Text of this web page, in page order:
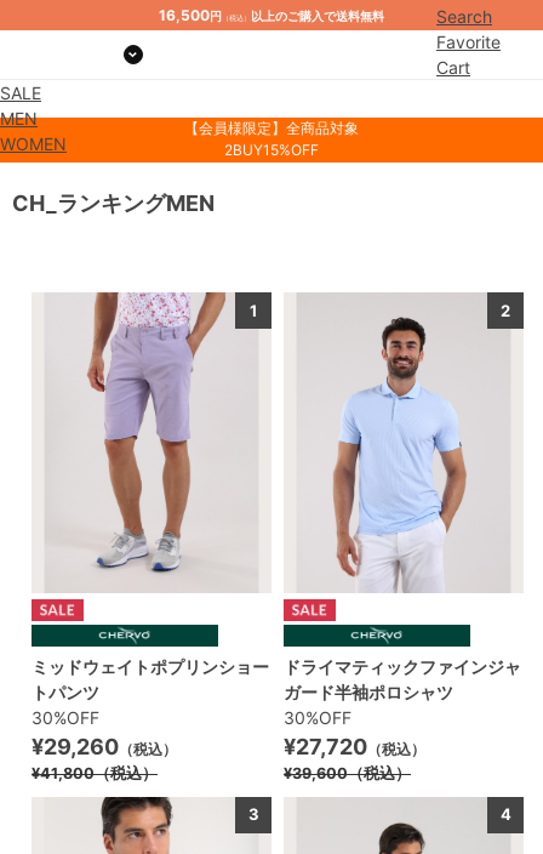
16,500円 （税込） 以上のご購入で送料無料
Search
Favorite
Cart
SALE
MEN
WOMEN
【会員様限定】全商品対象
2BUY15%OFF
CH_ランキングMEN
1
ミッドウェイトポプリンショー
トパンツ
30%OFF
¥29,260 （税込）
¥41,800（税込）
2
ドライマティックファインジャ
ガード半袖ポロシャツ
30%OFF
¥27,720 （税込）
¥39,600（税込）
3 4